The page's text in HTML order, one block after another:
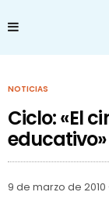
NOTICIAS
Ciclo: «El
educativo»
9 de marzo de 2010